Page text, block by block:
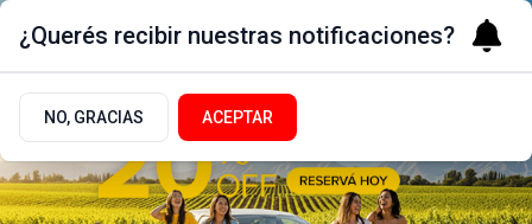
¿Querés recibir nuestras notificaciones?
NO, GRACIAS ACEPTAR